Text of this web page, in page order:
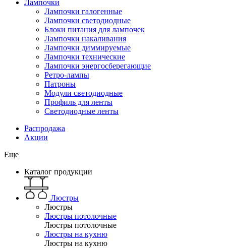
Лампочки
Лампочки галогенные
Лампочки светодиодные
Блоки питания для лампочек
Лампочки накаливания
Лампочки диммируемые
Лампочки технические
Лампочки энергосберегающие
Ретро-лампы
Патроны
Модули светодиодные
Профиль для ленты
Светодиодные ленты
Распродажа
Акции
Еще
Каталог продукции
Люстры
Люстры
Люстры потолочные
Люстры потолочные
Люстры на кухню
Люстры на кухню